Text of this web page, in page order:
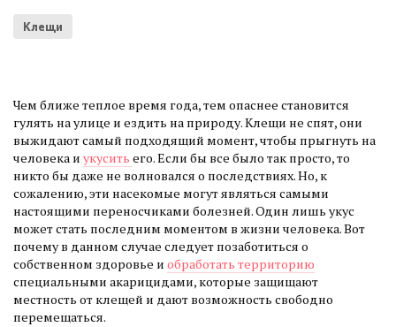
Клещи
Чем ближе теплое время года, тем опаснее становится
гулять на улице и ездить на природу. Клещи не спят, они
выжидают самый подходящий момент, чтобы прыгнуть на
человека и укусить его. Если бы все было так просто, то
никто бы даже не волновался о последствиях. Но, к
сожалению, эти насекомые могут являться самыми
настоящими переносчиками болезней. Один лишь укус
может стать последним моментом в жизни человека. Вот
почему в данном случае следует позаботиться о
собственном здоровье и обработать территорию
специальными акарицидами, которые защищают
местность от клещей и дают возможность свободно
перемещаться.